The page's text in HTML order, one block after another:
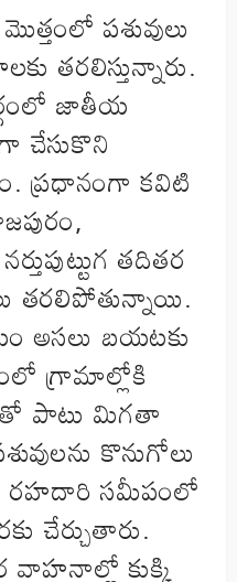
పశువులు
తరలిస్తున్నారు.
జాతీయ
చేసుకొని
ప్రధానంగా కవిటి
తదితర
తరలిపోతున్నాయి.
అసలు బయటకు
గ్రామాల్లోకి
పాటు మిగతా
కొనుగోలు
రహదారి సమీపంలో
చేర్చుతారు.
వాహనాల్లో కుక్కి